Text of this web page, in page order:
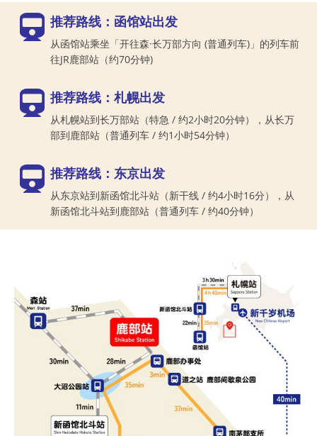
推荐路线：函馆站出发
从函馆站乘坐「开往森·长万部方向 (普通列车)」的列车前
往JR鹿部站（约70分钟)
推荐路线：札幌出发
从札幌站到长万部站（特急 / 约2小时20分钟），从长万
部到鹿部站（普通列车 / 约1小时54分钟）
推荐路线：东京出发
从东京站到新函馆北斗站（新干线 / 约4小时16分），从
新函馆北斗站到鹿部站（普通列车 / 约40分钟）